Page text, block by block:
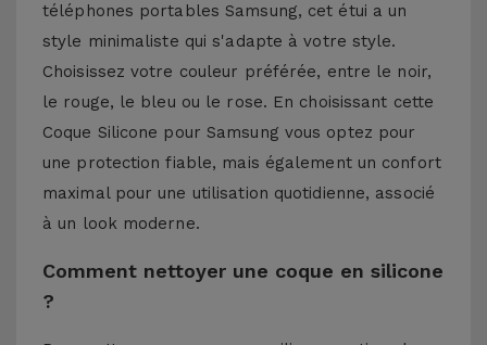
téléphones portables Samsung, cet étui a un
style minimaliste qui s'adapte à votre style.
Choisissez votre couleur préférée, entre le noir,
le rouge, le bleu ou le rose. En choisissant cette
Coque Silicone pour Samsung vous optez pour
une protection fiable, mais également un confort
maximal pour une utilisation quotidienne, associé
à un look moderne.
Comment nettoyer une coque en silicone
?